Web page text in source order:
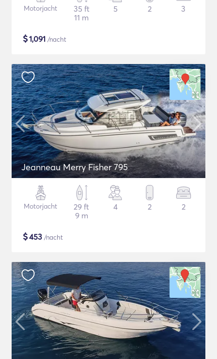
Motorjacht
35 ft
11 m
5 2 3
$1,091 /nacht
Jeanneau Merry Fisher 795
Motorjacht
29 ft
9 m
4 2 2
$453 /nacht